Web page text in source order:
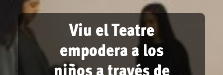
Viu el Teatre
empodera a los